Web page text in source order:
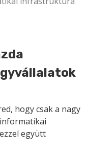
hogy csak a nagy
együtt